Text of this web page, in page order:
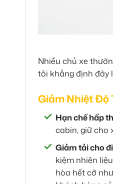
Nhiều chủ xe
tôi khẳng định đây
Giảm Nhiệt Độ
Hạn chế hấp
cabin, giữ cho
Giảm tải cho
kiệm nhiên
hòa hết cỡ